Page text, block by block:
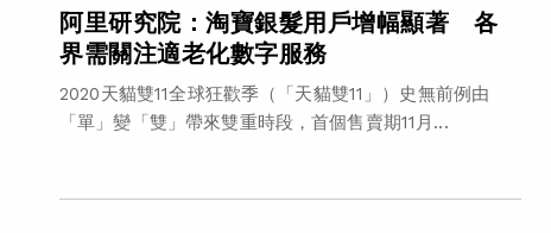
阿里研究院：淘寶銀髮用戶增幅顯著 各
界需關注適老化數字服務
2020天貓雙11全球狂歡季（「天貓雙11」）史無前例由
「單」變「雙」帶來雙重時段，首個售賣期11月...